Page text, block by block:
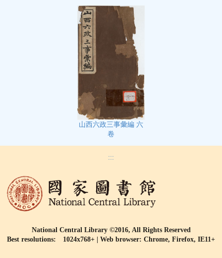
山西六政三事彙編 六
卷
:::
National Central Library ©2016, All Rights Reserved
Best resolutions: 1024x768+ | Web browser: Chrome, Firefox, IE11+